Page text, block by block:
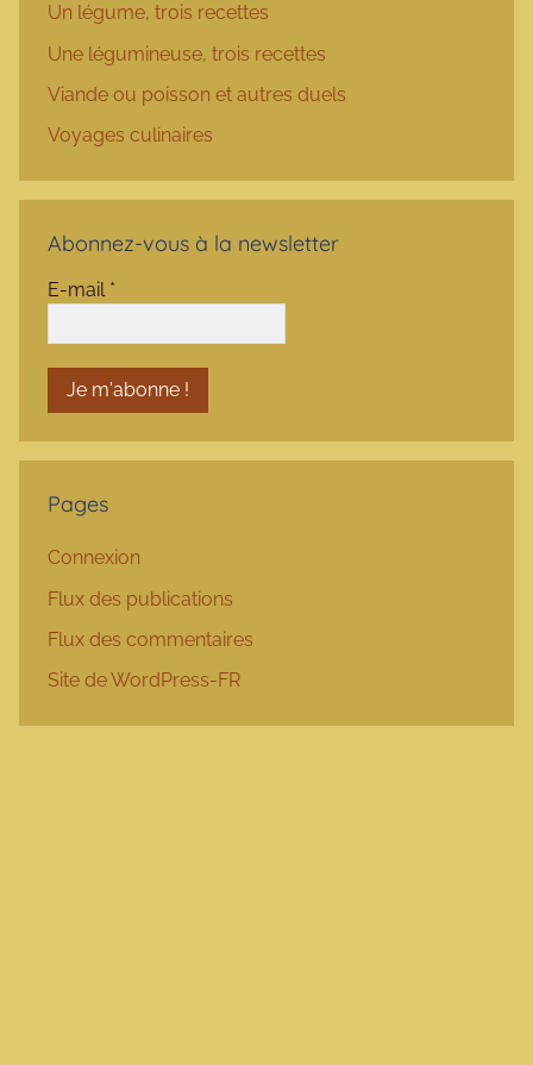
Un légume, trois recettes
Une légumineuse, trois recettes
Viande ou poisson et autres duels
Voyages culinaires
Abonnez-vous à la newsletter
E-mail *
Pages
Connexion
Flux des publications
Flux des commentaires
Site de WordPress-FR